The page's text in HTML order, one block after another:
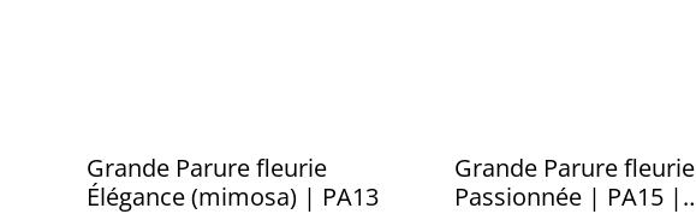
Grande Parure fleurie
Élégance (mimosa) | PA13
Grande Parure fleurie
Passionnée | PA15 |